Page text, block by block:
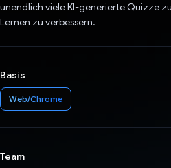
unendlich viele KI-generierte Quizze
Lernen zu verbessern.
Basis
Web/Chrome
Team